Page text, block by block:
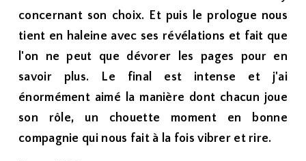
concernant son choix. Et puis le prologue nous
tient en haleine avec ses révélations et fait que
l'on ne peut que dévorer les pages pour en
savoir plus. Le final est intense et j'ai
énormément aimé la manière dont chacun joue
son rôle, un chouette moment en bonne
compagnie qui nous fait à la fois vibrer et rire.